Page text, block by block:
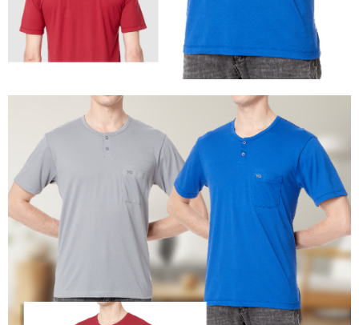
請求用戶進行身份認證。
５．嚴禁一人註冊多個帳號或使用他人資訊註冊。若發現惡意使用之情形，
恩沛科技股份有限公司將有權停止該用戶之使用額度並採取法律行動。